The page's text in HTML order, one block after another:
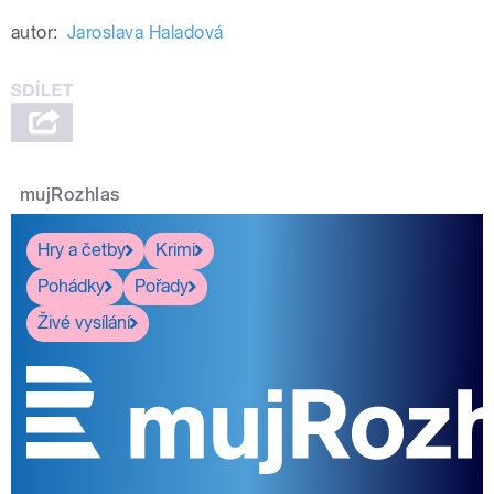
pause
aktuálním mladým českým designem
autor: Jaroslava Haladová
mujRozhlas
Hry a četby
Krimi
Pohádky
Pořady
Živé vysílání